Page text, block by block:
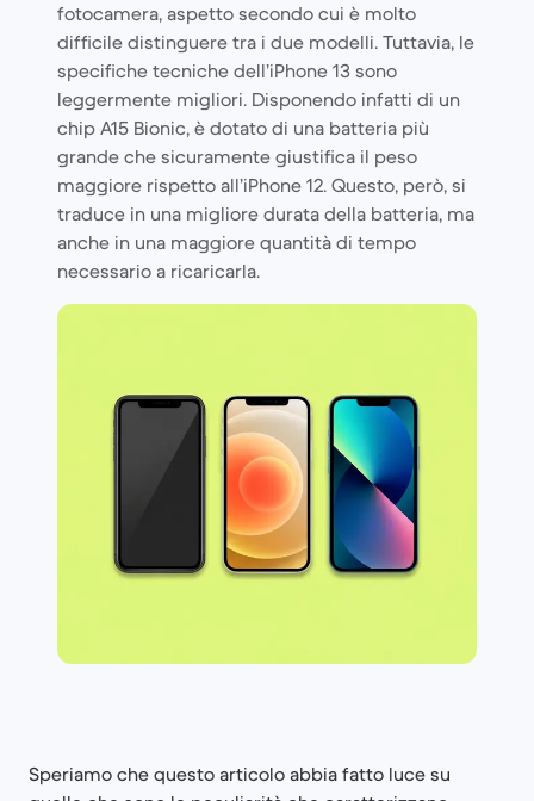
fotocamera, aspetto secondo cui è molto
difficile distinguere tra i due modelli. Tuttavia, le
specifiche tecniche dell’iPhone 13 sono
leggermente migliori. Disponendo infatti di un
chip A15 Bionic, è dotato di una batteria più
grande che sicuramente giustifica il peso
maggiore rispetto all’iPhone 12. Questo, però, si
traduce in una migliore durata della batteria, ma
anche in una maggiore quantità di tempo
necessario a ricaricarla.
Speriamo che questo articolo abbia fatto luce su